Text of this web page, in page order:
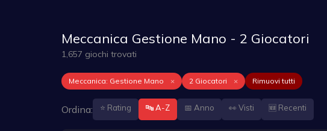
Meccanica Gestione Mano - 2 Giocatori
1,657 giochi trovati
Meccanica: Gestione Mano × 2 Giocatori × Rimuovi tutti
Ordina: ⭐ Rating 🔤 A-Z 📅 Anno 👀 Visti 🆕 Recenti